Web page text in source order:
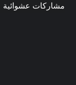
مشاركات عشوائية